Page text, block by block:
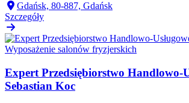
Gdańsk, 80-887, Gdańsk
Szczegóły
Wyposażenie salonów fryzjerskich
Expert Przedsiębiorstwo Handlowo-
Sebastian Koc